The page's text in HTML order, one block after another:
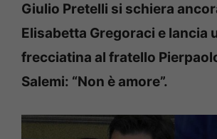
Giulio Pretelli si schiera
Elisabetta Gregoraci e lancia
frecciatina al fratello
Salemi: “Non è amore”.